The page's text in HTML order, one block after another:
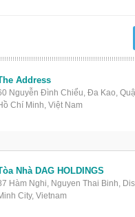
Address
Nguyễn Đình Chiểu, Đa Kao,
Chí Minh, Việt Nam
Nhà DAG HOLDINGS
Hàm Nghi, Nguyen Thai Binh,
City, Vietnam